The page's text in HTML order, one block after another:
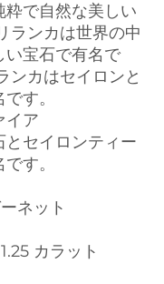
粋で自然な美しい
ランカは世界の中
い宝石で有名で
ンカはセイロンと
す。
イア
とセイロンティー
す。
ネット
カラット